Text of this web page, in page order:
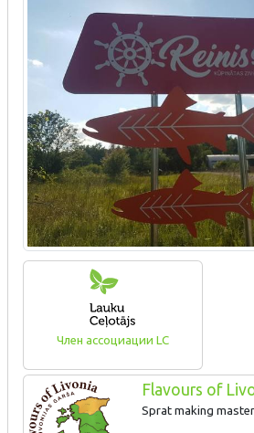
Член ассоциации LC
Flavours of
Sprat making